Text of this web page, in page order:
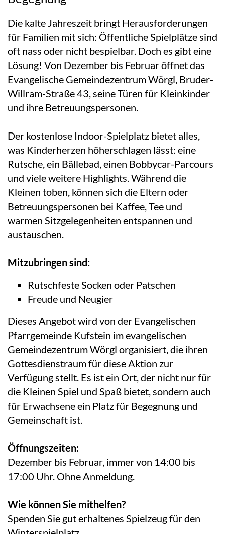
Die kalte Jahreszeit bringt Herausforderungen
für Familien mit sich: Öffentliche Spielplätze sind
oft nass oder nicht bespielbar. Doch es gibt eine
Lösung! Von Dezember bis Februar öffnet das
Evangelische Gemeindezentrum Wörgl, Bruder-
Willram-Straße 43, seine Türen für Kleinkinder
und ihre Betreuungspersonen.
Der kostenlose Indoor-Spielplatz bietet alles,
was Kinderherzen höherschlagen lässt: eine
Rutsche, ein Bällebad, einen Bobbycar-Parcours
und viele weitere Highlights. Während die
Kleinen toben, können sich die Eltern oder
Betreuungspersonen bei Kaffee, Tee und
warmen Sitzgelegenheiten entspannen und
austauschen.
Mitzubringen sind:
Rutschfeste Socken oder Patschen
Freude und Neugier
Dieses Angebot wird von der Evangelischen
Pfarrgemeinde Kufstein im evangelischen
Gemeindezentrum Wörgl organisiert, die ihren
Gottesdienstraum für diese Aktion zur
Verfügung stellt. Es ist ein Ort, der nicht nur für
die Kleinen Spiel und Spaß bietet, sondern auch
für Erwachsene ein Platz für Begegnung und
Gemeinschaft ist.
Öffnungszeiten:
Dezember bis Februar, immer von 14:00 bis
17:00 Uhr. Ohne Anmeldung.
Wie können Sie mithelfen?
Spenden Sie gut erhaltenes Spielzeug für den